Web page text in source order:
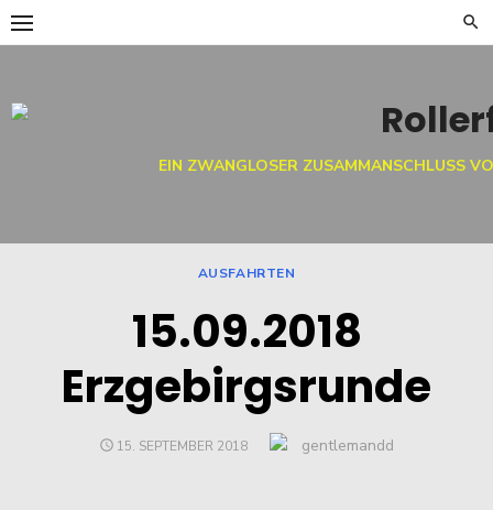
Skip
to
EIN ZWANGLOSER ZUSAMMANSCHLUSS
AUSFAHRTEN
15.09.2018
Erzgebirgsrunde
POSTED
15. SEPTEMBER 2018 Author
gentlemandd